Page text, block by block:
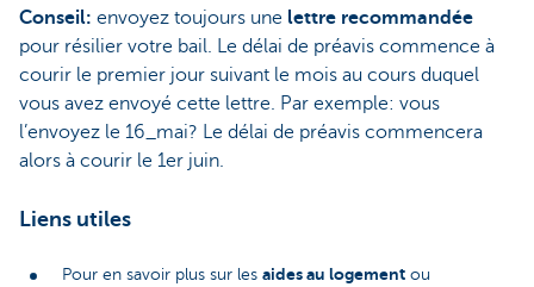
Conseil: envoyez toujours une lettre recommandée
pour résilier votre bail. Le délai de préavis commence à
courir le premier jour suivant le mois au cours duquel
vous avez envoyé cette lettre. Par exemple: vous
l’envoyez le 16_mai? Le délai de préavis commencera
alors à courir le 1er juin.
Liens utiles
Pour en savoir plus sur les aides au logement ou